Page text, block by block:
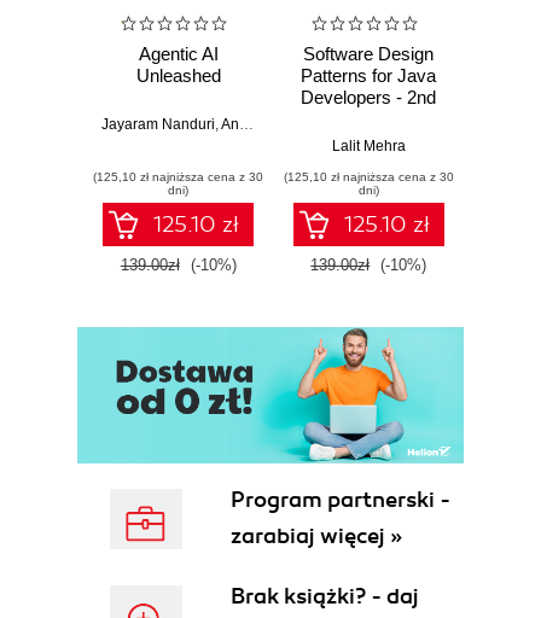
Agentic AI
Unleashed
Jayaram Nanduri Anand Oka
(125,10 zł najniższa cena z 30
dni)
125.10 zł
139.00zł (-10%)
Software Design
Patterns for Java
Developers - 2nd
Lalit Mehra
(125,10 zł najniższa cena z 30
dni)
125.10 zł
139.00zł (-10%)
Program partnerski -
zarabiaj więcej »
Brak książki? - daj